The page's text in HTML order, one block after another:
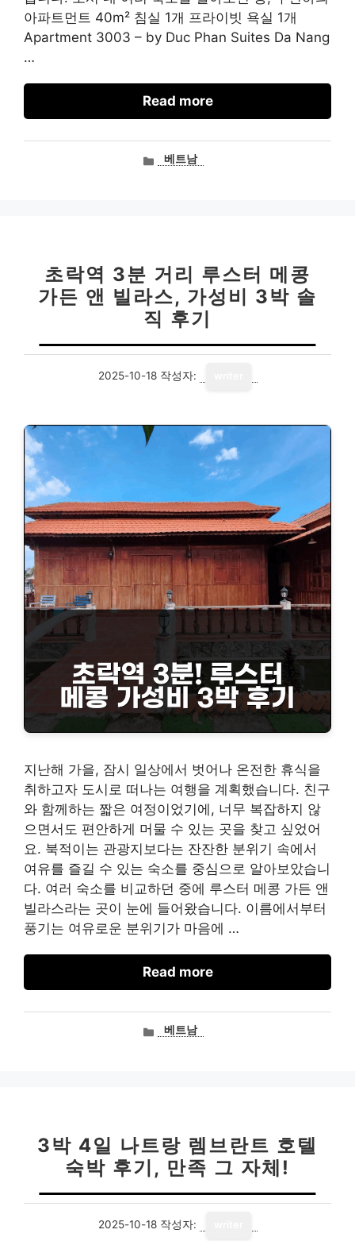
아파트먼트 40m² 침실 1개 프라이빗 욕실 1개
Apartment 3003 – by Duc Phan Suites Da Nang
…
Read more
카베트남
초락역 3분 거리 루스터 메콩
가든 앤 빌라스, 가성비 3박 솔
직 후기
2025-10-18 작성자:
지난해 가을, 잠시 일상에서 벗어나 온전한 휴식을
취하고자 도시로 떠나는 여행을 계획했습니다. 친구
와 함께하는 짧은 여정이었기에, 너무 복잡하지 않
으면서도 편안하게 머물 수 있는 곳을 찾고 싶었어
요. 북적이는 관광지보다는 잔잔한 분위기 속에서
여유를 즐길 수 있는 숙소를 중심으로 알아보았습니
다. 여러 숙소를 비교하던 중에 루스터 메콩 가든 앤
빌라스라는 곳이 눈에 들어왔습니다. 이름에서부터
풍기는 여유로운 분위기가 마음에 …
Read more
카베트남
3박 4일 나트랑 렘브란트 호텔
숙박 후기, 만족 그 자체!
2025-10-18 작성자: